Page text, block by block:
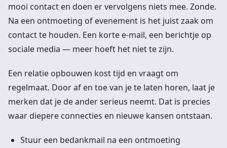
mooi contact en doen er vervolgens niets mee. Zonde.
Na een ontmoeting of evenement is het juist zaak om
contact te houden. Een korte e-mail, een berichtje op
sociale media — meer hoeft het niet te zijn.
Een relatie opbouwen kost tijd en vraagt om
regelmaat. Door af en toe van je te laten horen, laat je
merken dat je de ander serieus neemt. Dat is precies
waar diepere connecties en nieuwe kansen ontstaan.
Stuur een bedankmail na een ontmoeting